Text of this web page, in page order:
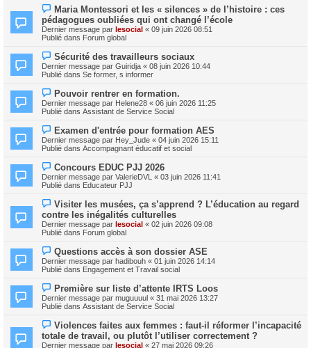
s
s
a
g
e
a
u
m
e
s
a
g
e
N
o
u
v
e
u
m
e
s
a
g
e
Maria Montessori et les « silences » de l’histoire : ces
pédagogues oubliées qui ont changé l’école
Dernier message par lesocial « 09 juin 2026 08:51
Publié dans Forum global
N
o
u
v
a
u
m
s
s
a
e
Sécurité des travailleurs sociaux
Dernier message par Guiridja « 08 juin 2026 10:44
Publié dans Se former, s informer
N
o
u
v
a
u
m
s
s
a
e
Pouvoir rentrer en formation.
Dernier message par Helene28 « 06 juin 2026 11:25
Publié dans Assistant de Service Social
N
o
u
v
a
u
m
s
s
a
g
e
Examen d'entrée pour formation AES
Dernier message par Hey_Jude « 04 juin 2026 15:11
Publié dans Accompagnant éducatif et social
N
o
u
v
a
u
m
e
s
a
g
e
Concours EDUC PJJ 2026
Dernier message par ValerieDVL « 03 juin 2026 11:41
Publié dans Educateur PJJ
N
u
v
e
u
m
e
s
a
g
e
Visiter les musées, ça s’apprend ? L’éducation au regard
contre les inégalités culturelles
Dernier message par lesocial « 02 juin 2026 09:08
Publié dans Forum global
N
o
u
v
a
u
m
s
s
a
Questions accès à son dossier ASE
Dernier message par hadibouh « 01 juin 2026 14:14
Publié dans Engagement et Travail social
N
o
u
v
a
u
m
Première sur liste d’attente IRTS Loos
Dernier message par muguuuul « 31 mai 2026 13:27
Publié dans Assistant de Service Social
N
o
u
Violences faites aux femmes : faut‑il réformer l’incapacité
totale de travail, ou plutôt l’utiliser correctement ?
Dernier message par lesocial « 27 mai 2026 09:26